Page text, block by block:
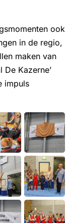
ook
in de regio,
maken van
De Kazerne’
impuls